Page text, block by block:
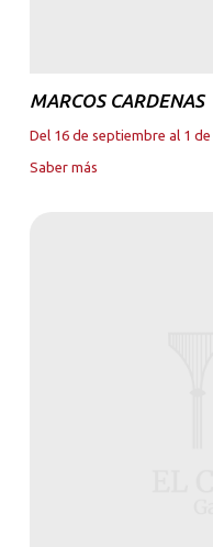
MARCOS CARDENAS
Del 16 de septiembre al 1
Saber más